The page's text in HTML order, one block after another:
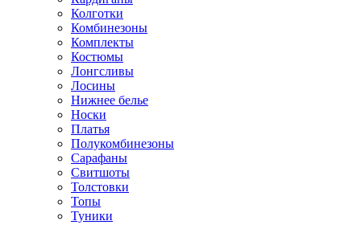
Колготки
Комбинезоны
Комплекты
Костюмы
Лонгсливы
Лосины
Нижнее белье
Носки
Платья
Полукомбинезоны
Сарафаны
Свитшоты
Толстовки
Топы
Туники